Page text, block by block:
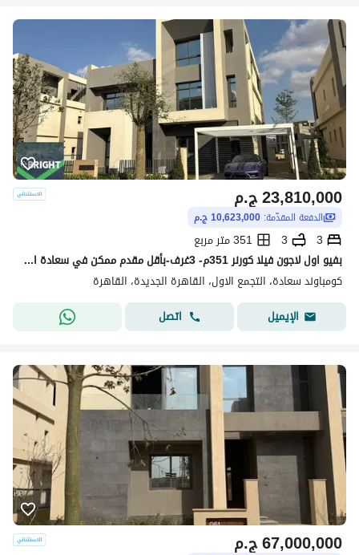
ج.م23,810,000
الدفعة المقدّمة: 10,623,000 ج.م
3
3
351 متر مربع
بفيو اول لاجون فيلا كورنر 351م- 3غرف-بأقل مقدم ممكن في سعادة التجمع الخامس وبسعر لايقارن ف الماركت - saada new cairo
كومباوند سعادة، التجمع الاول، القاهرة الجديدة، القاهرة
الإيميل
اتصل
ج.م67,000,000